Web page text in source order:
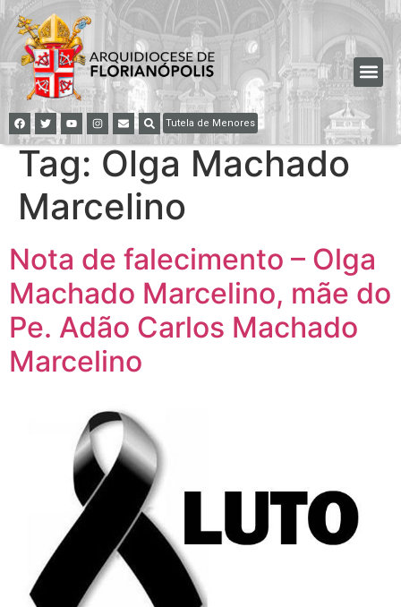
Tutela de Menores
Tag: Olga Machado
Marcelino
Nota de falecimento – Olga
Machado Marcelino, mãe do
Pe. Adão Carlos Machado
Marcelino